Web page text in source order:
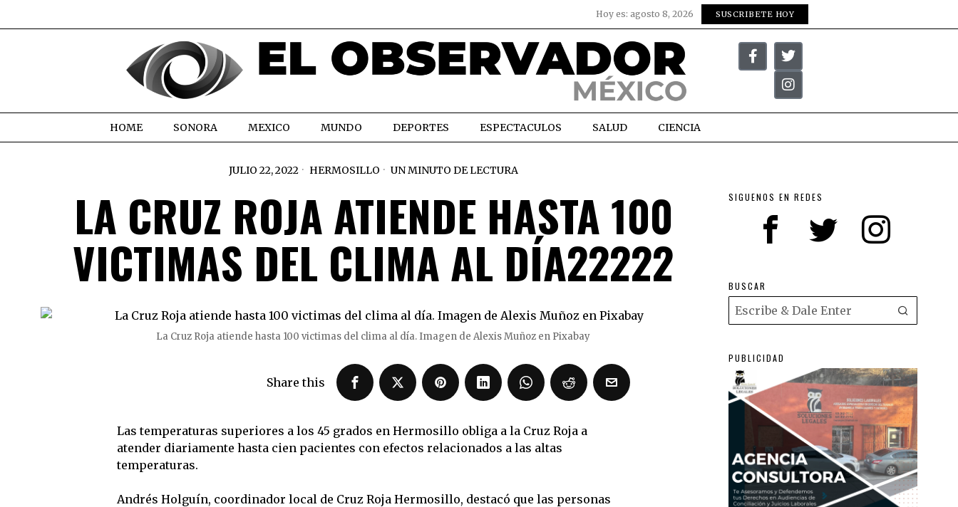
Hoy es: agosto 8, 2026 SUSCRIBETE HOY
HOME SONORA MEXICO MUNDO DEPORTES ESPECTACULOS SALUD CIENCIA
JULIO 22, 2022 HERMOSILLO UN MINUTO DE LECTURA
LA CRUZ ROJA ATIENDE HASTA 100
VICTIMAS DEL CLIMA AL DÍA22222
La Cruz Roja atiende hasta 100 victimas del clima al día. Imagen de Alexis Muñoz en Pixabay
Share this
Las temperaturas superiores a los 45 grados en Hermosillo obliga a la Cruz Roja a
atender diariamente hasta cien pacientes con efectos relacionados a las altas
temperaturas.
Andrés Holguín, coordinador local de Cruz Roja Hermosillo, destacó que las personas
SIGUENOS EN REDES
BUSCAR
PUBLICIDAD